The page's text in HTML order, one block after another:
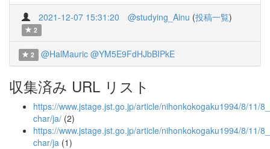
2021-12-07 15:31:20 @studying_Ainu (投稿一覧)
2
2 @HalMauric @YM5E9FdHJbBIPkE
収集済み URL リスト
https://www.jstage.jst.go.jp/article/nihonkokogaku1994/8/11/
char/ja/ (2)
https://www.jstage.jst.go.jp/article/nihonkokogaku1994/8/11/
char/ja (1)